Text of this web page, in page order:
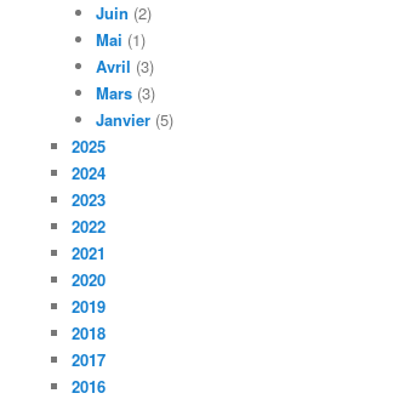
Juin (2)
Mai (1)
Avril (3)
Mars (3)
Janvier (5)
2025
2024
2023
2022
2021
2020
2019
2018
2017
2016